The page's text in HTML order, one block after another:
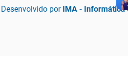
Desenvolvido por IMA - Informática